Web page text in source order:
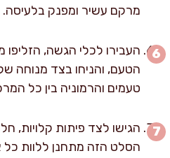
מרקם עשיר ומפנק בלעיסה.
העבירו לכלי הגשה, הזליפו
טעמים והרמוניה בין כל
הגישו לצד פיתות קלויות,
הסלט הזה מתחנן ללוות